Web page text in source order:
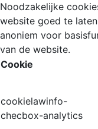
Noodzakelijke
website goed te
anoniem voor
van de website.
Cookie
cookielawinfo-
checbox-analytics